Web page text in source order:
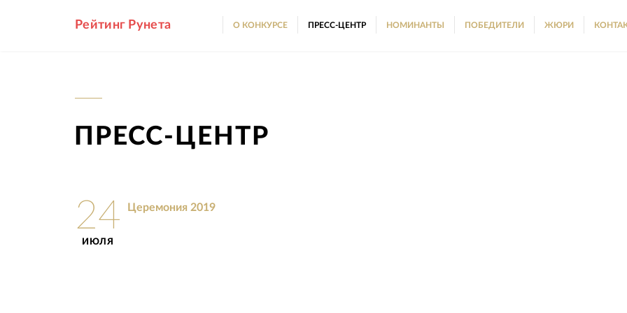
Рейтинг Рунета О КОНКУРСЕ ПРЕСС-ЦЕНТР НОМИНАНТЫ ПОБЕДИТЕЛИ ЖЮРИ
ПРЕСС-ЦЕНТР
24
ИЮЛЯ
Церемония 2019